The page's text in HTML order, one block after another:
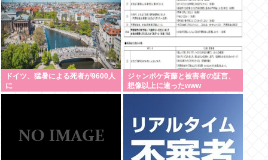
ドイツ、猛暑による死者が9600人
に
ジャンポケ斉藤と被害者の証言、
想像以上に違ったwww